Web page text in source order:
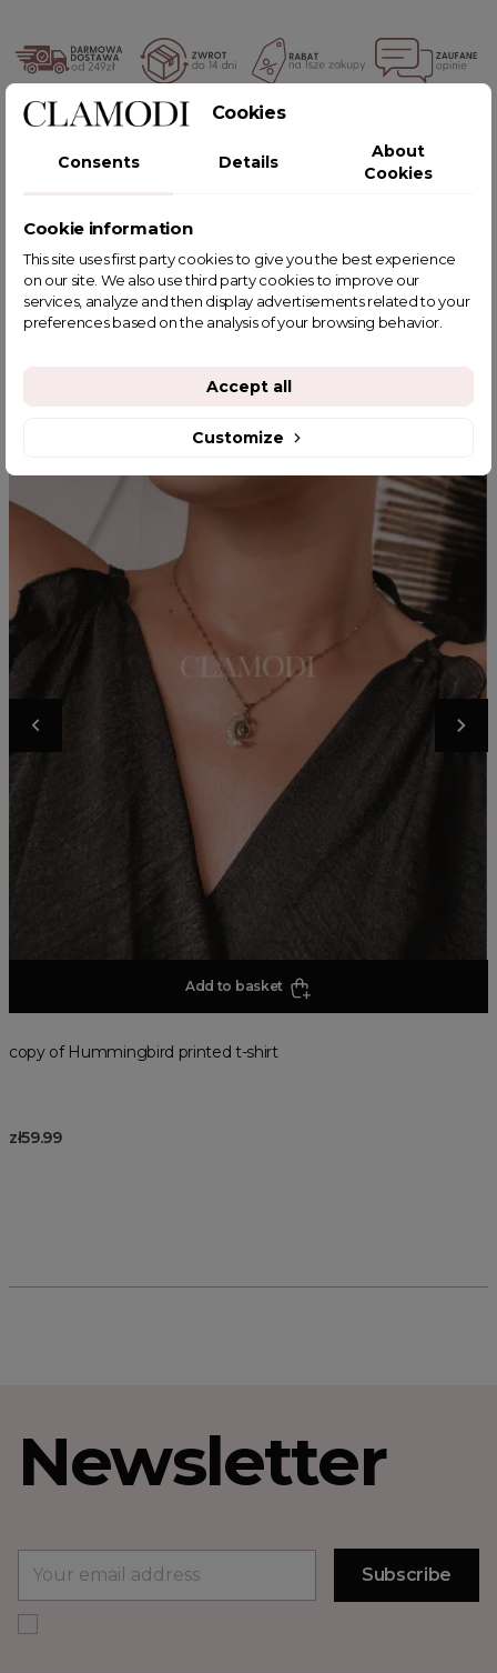
POWIĄZANE TAGI
YOU MIGHT ALSO LIKE
Add to basket
copy of Hummingbird printed t-shirt
zł59.99
Newsletter
Cookies
Consents Details
About
Cookies
Cookie information
This site uses first party cookies to give you the best experience
on our site. We also use third party cookies to improve our
services, analyze and then display advertisements related to your
preferences based on the analysis of your browsing behavior.
Customize
Accept all